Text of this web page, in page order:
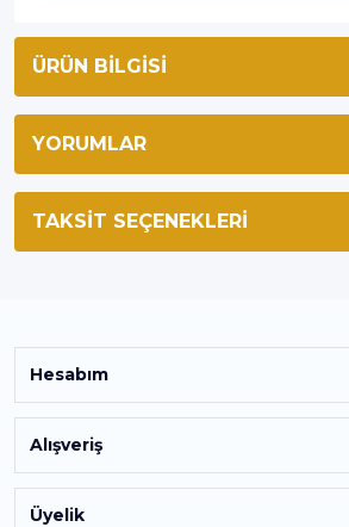
ÜRÜN BILGISI
YORUMLAR
TAKSIT SEÇENEKLERI
Hesabım
Alışveriş
Üyelik